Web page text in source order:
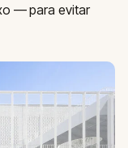
— para evitar